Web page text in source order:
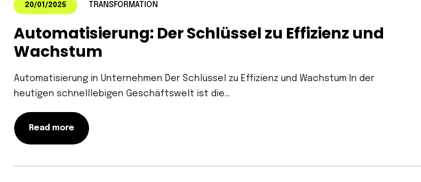
20/01/2025 TRANSFORMATION
Automatisierung: Der Schlüssel zu Effizienz und
Wachstum
Automatisierung in Unternehmen Der Schlüssel zu Effizienz und Wachstum In der
heutigen schnelllebigen Geschäftswelt ist die…
Read more